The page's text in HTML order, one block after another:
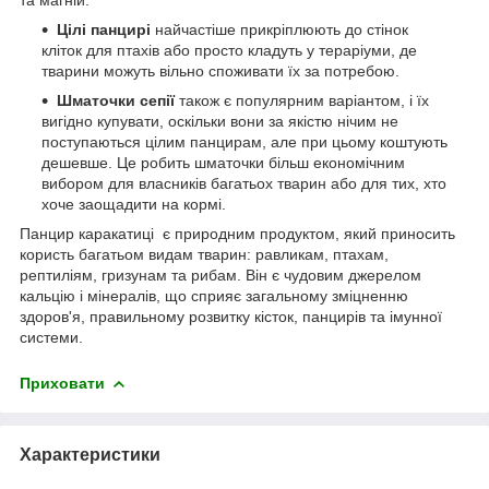
Цілі панцирі найчастіше прикріплюють до стінок
кліток для птахів або просто кладуть у тераріуми, де
тварини можуть вільно споживати їх за потребою.
Шматочки сепіїтакож є популярним варіантом, і їх
вигідно купувати, оскільки вони за якістю нічим не
поступаються цілим панцирам, але при цьому коштують
дешевше. Це робить шматочки більш економічним
вибором для власників багатьох тварин або для тих, хто
хоче заощадити на кормі.
Панцир каракатиці є природним продуктом, який приносить
користь багатьом видам тварин: равликам, птахам,
рептиліям, гризунам та рибам. Він є чудовим джерелом
кальцію і мінералів, що сприяє загальному зміцненню
здоров'я, правильному розвитку кісток, панцирів та імунної
системи.
Приховати
Характеристики